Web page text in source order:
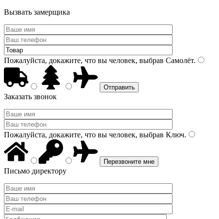
Вызвать замерщика
Пожалуйста, докажите, что вы человек, выбрав Самолёт.
Заказать звонок
Пожалуйста, докажите, что вы человек, выбрав Ключ.
Письмо директору